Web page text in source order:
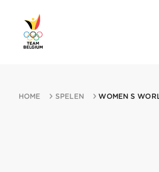
HOME SPELEN